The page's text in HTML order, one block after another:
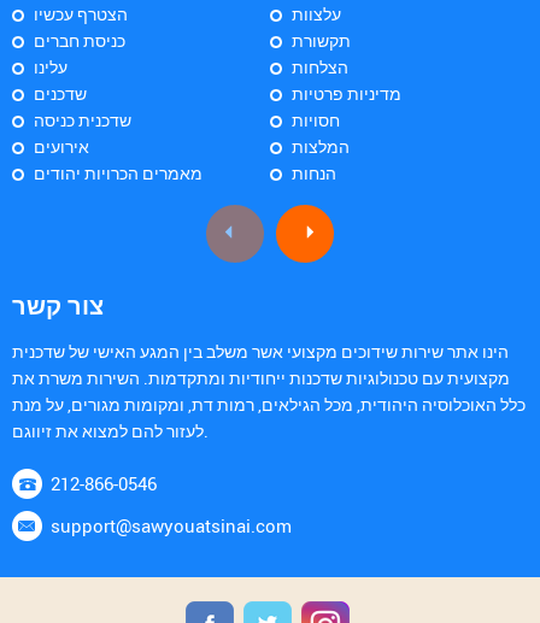
הצטרף עכשיו
כניסת חברים
עלינו
שדכנים
שדכנית כניסה
אירועים
מאמרים הכרויות יהודים
עלצוות
תקשורת
הצלחות
מדיניות פרטיות
חסויות
המלצות
הנחות
צור קשר
הינו אתר שירות שידוכים מקצועי אשר משלב בין המגע האישי של שדכנית
מקצועית עם טכנולוגיות שדכנות ייחודיות ומתקדמות. השירות משרת את
כלל האוכלוסיה היהודית, מכל הגילאים, רמות דת, ומקומות מגורים, על מנת
לעזור להם למצוא את זיווגם.
212-866-0546
support@sawyouatsinai.com